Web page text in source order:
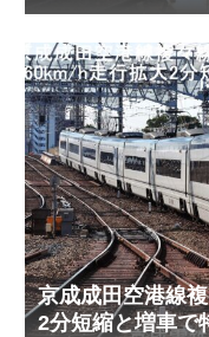
京成成田空港線
2分短縮と増車